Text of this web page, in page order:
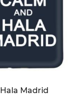
Hala Madrid